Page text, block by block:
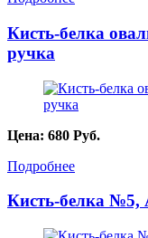
Кисть-белка
ручка
Цена: 680 Руб.
Подробнее
Кисть-белка №5,